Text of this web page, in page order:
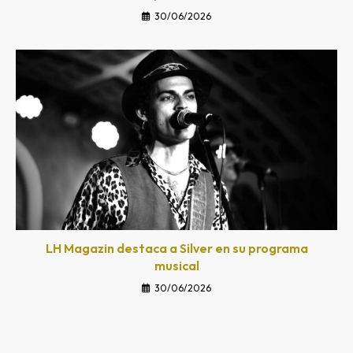
30/06/2026
LH Magazin destaca a Silver en su programa
musical
30/06/2026